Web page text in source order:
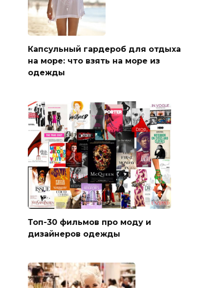
Капсульный гардероб для отдыха
на море: что взять на море из
одежды
Топ-30 фильмов про моду и
дизайнеров одежды